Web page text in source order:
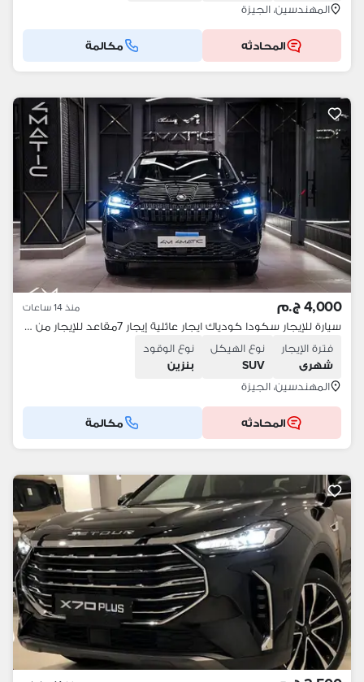
المهندسين، الجيزة
المحادثه مكالمة
4,000 ج.م منذ 14 ساعات
سيارة للإيجار سكودا كودياك ايجار عائلية إيجار 7مقاعد للإيجار من المالك
فترة الإيجار
شهرى
نوع الهيكل
SUV
نوع الوقود
بنزين
المهندسين، الجيزة
المحادثه مكالمة